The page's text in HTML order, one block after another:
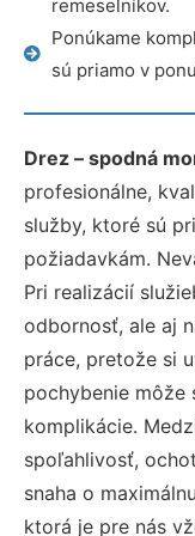
remeselníkov.
Ponúkame
sú priamo v
Drez – spodná
profesionálne,
služby, ktoré sú
požiadavkám.
Pri realizácií
odbornosť, ale aj
práce, pretože si
pochybenie môže
komplikácie.
spoľahlivosť,
snaha o
ktorá je pre nás